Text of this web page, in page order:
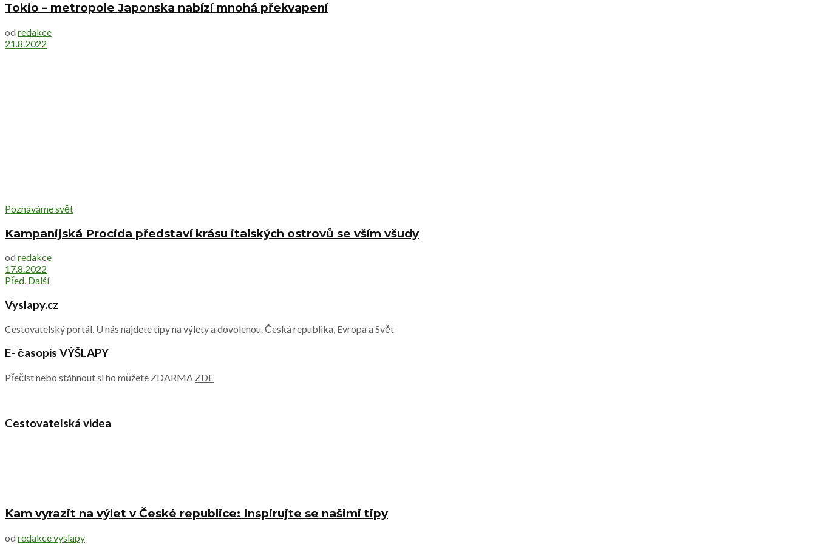
Tokio – metropole Japonska nabízí mnohá překvapení
od redakce
21.8.2022
Poznáváme svět
Kampanijská Procida představí krásu italských ostrovů se vším všudy
od redakce
17.8.2022
Před. Další
Vyslapy.cz
Cestovatelský portál. U nás najdete tipy na výlety a dovolenou. Česká republika, Evropa a Svět
E- časopis VÝŠLAPY
Přečíst nebo stáhnout si ho můžete ZDARMA ZDE
Cestovatelská videa
Kam vyrazit na výlet v České republice: Inspirujte se našimi tipy
od redakce vyslapy